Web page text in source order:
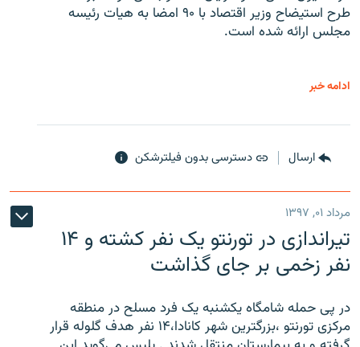
طرح استیضاح وزیر اقتصاد با ۹۰ امضا به هیات رئیسه
مجلس ارائه شده است.
ادامه خبر
ارسال دسترسی بدون فیلترشکن
مرداد ۰۱, ۱۳۹۷
تیراندازی در تورنتو یک نفر کشته و ۱۴
نفر زخمی بر جای گذاشت
در پی حمله شامگاه یکشنبه یک فرد مسلح در منطقه
مرکزی تورنتو ،‌بزرگترین شهر کانادا،۱۴ نفر هدف گلوله قرار